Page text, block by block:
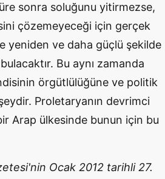
sonra soluğunu yitirmezse,
çözemeyeceği için gerçek
yeniden ve daha güçlü şekilde
Bu aynı zamanda
örgütlülüğüne ve politik
Proletaryanın devrimci
Arap ülkesinde bunun için bu
Ocak 2012 tarihli 27.